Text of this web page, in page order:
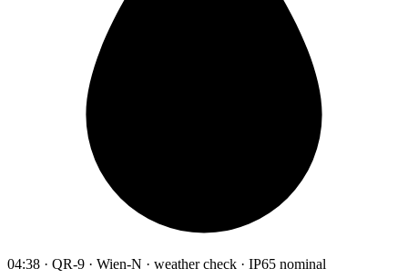
04:38 · QR-9 · Wien-N · weather check · IP65 nominal